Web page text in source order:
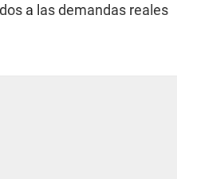
a las demandas reales